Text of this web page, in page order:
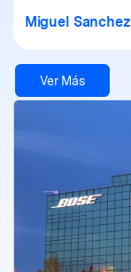
Miguel Sanchez
Ver Más